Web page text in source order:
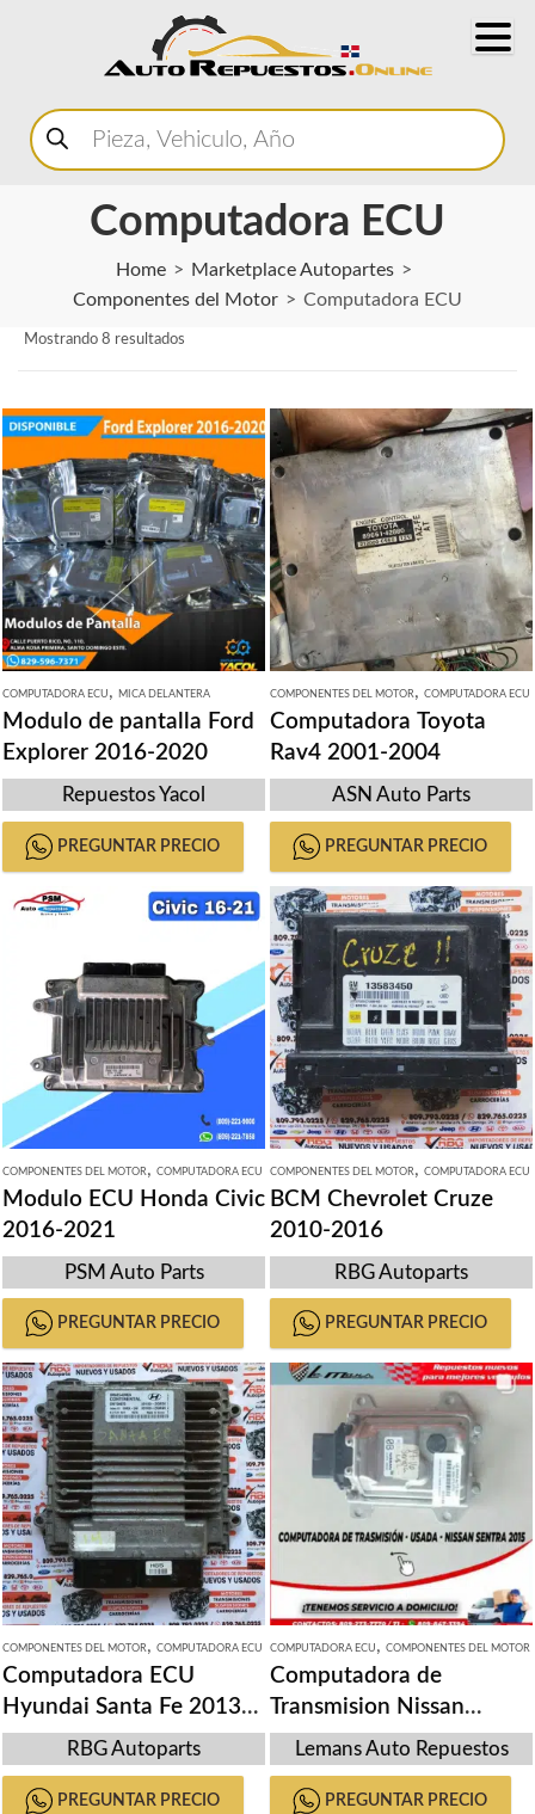
Buscar
productos
Computadora ECU
Home
Marketplace Autopartes
Componentes del Motor
Computadora ECU
Mostrando 8 resultados
COMPUTADORA ECU , MICA DELANTERA
Modulo de pantalla Ford
Explorer 2016-2020
Repuestos Yacol
PREGUNTAR PRECIO
COMPONENTES DEL MOTOR, COMPUTADORA ECU
Computadora Toyota
Rav4 2001-2004
ASN Auto Parts
PREGUNTAR PRECIO
COMPONENTES DEL MOTOR , COMPUTADORA ECU
Modulo ECU Honda Civic
2016-2021
PSM Auto Parts
PREGUNTAR PRECIO
COMPONENTES DEL MOTOR , COMPUTADORA ECU
BCM Chevrolet Cruze
2010-2016
RBG Autoparts
PREGUNTAR PRECIO
COMPONENTES DEL MOTOR, COMPUTADORA ECU
Computadora ECU
Hyundai Santa Fe 2013-
16
RBG Autoparts
PREGUNTAR PRECIO
COMPUTADORA ECU , COMPONENTES DEL MOTOR
Computadora de
Transmision Nissan
Sentra 2015
Lemans Auto Repuestos
PREGUNTAR PRECIO